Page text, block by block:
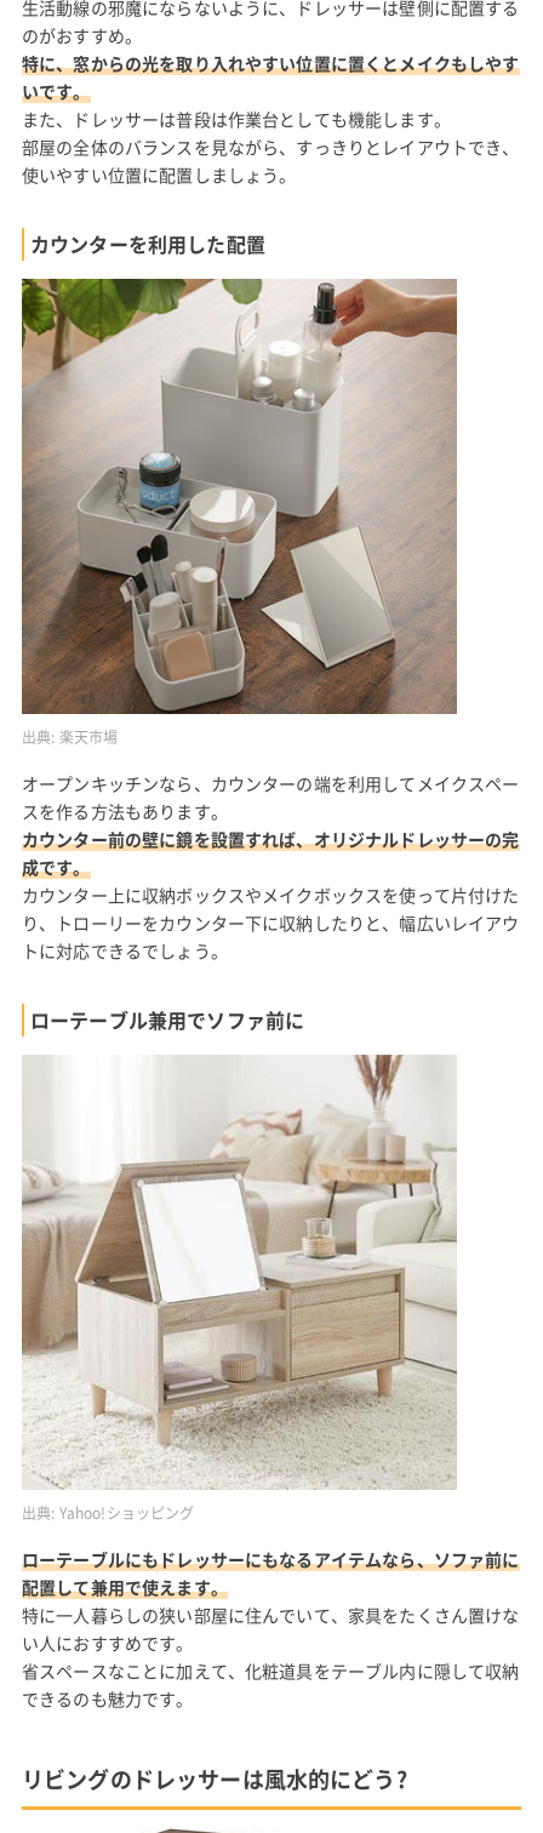
生活動線の邪魔にならないように、ドレッサーは壁側に配置する
のがおすすめ。
特に、窓からの光を取り入れやすい位置に置くとメイクもしやす
いです。
また、ドレッサーは普段は作業台としても機能します。
部屋の全体のバランスを見ながら、すっきりとレイアウトでき、
使いやすい位置に配置しましょう。
カウンターを利用した配置
出典: 楽天市場
オープンキッチンなら、カウンターの端を利用してメイクスペー
スを作る方法もあります。
カウンター前の壁に鏡を設置すれば、オリジナルドレッサーの完
成です。
カウンター上に収納ボックスやメイクボックスを使って片付けた
り、トローリーをカウンター下に収納したりと、幅広いレイアウ
トに対応できるでしょう。
ローテーブル兼用でソファ前に
出典: Yahoo!ショッピング
ローテーブルにもドレッサーにもなるアイテムなら、ソファ前に
配置して兼用で使えます。
特に一人暮らしの狭い部屋に住んでいて、家具をたくさん置けな
い人におすすめです。
省スペースなことに加えて、化粧道具をテーブル内に隠して収納
できるのも魅力です。
リビングのドレッサーは風水的にどう?